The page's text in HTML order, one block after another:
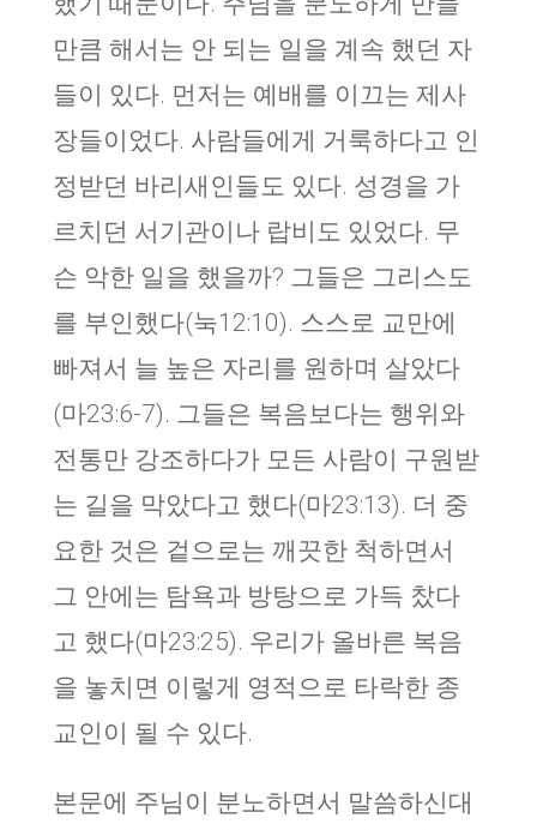
만큼 해서는 안 되는 일을 계속 했던 자
들이 있다. 먼저는 예배를 이끄는 제사
장들이었다. 사람들에게 거룩하다고 인
정받던 바리새인들도 있다. 성경을 가
르치던 서기관이나 랍비도 있었다. 무
슨 악한 일을 했을까? 그들은 그리스도
를 부인했다(눅12:10). 스스로 교만에
빠져서 늘 높은 자리를 원하며 살았다
(마23:6-7). 그들은 복음보다는 행위와
전통만 강조하다가 모든 사람이 구원받
는 길을 막았다고 했다(마23:13). 더 중
요한 것은 겉으로는 깨끗한 척하면서
그 안에는 탐욕과 방탕으로 가득 찼다
고 했다(마23:25). 우리가 올바른 복음
을 놓치면 이렇게 영적으로 타락한 종
교인이 될 수 있다.
본문에 주님이 분노하면서 말씀하신대